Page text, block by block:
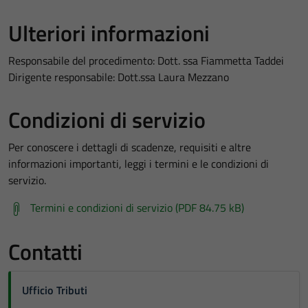
Ulteriori informazioni
Responsabile del procedimento: Dott. ssa Fiammetta Taddei
Dirigente responsabile: Dott.ssa Laura Mezzano
Condizioni di servizio
Per conoscere i dettagli di scadenze, requisiti e altre
informazioni importanti, leggi i termini e le condizioni di
servizio.
Termini e condizioni di servizio (PDF 84.75 kB)
Contatti
Ufficio Tributi